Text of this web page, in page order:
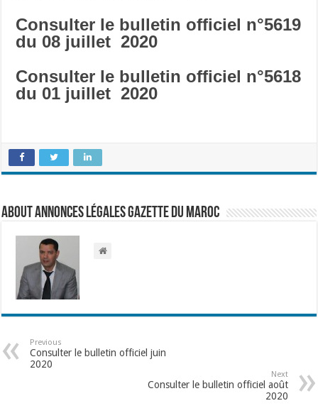
Consulter le bulletin officiel n°5619
du 08 juillet 2020
Consulter le bulletin officiel n°5618
du 01 juillet 2020
About Annonces légales Gazette du Maroc
Previous
Consulter le bulletin officiel juin
2020
Next
Consulter le bulletin officiel août
2020